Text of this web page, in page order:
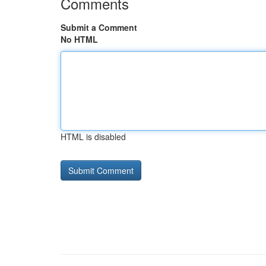
Submit a Comment
No HTML
HTML is disabled